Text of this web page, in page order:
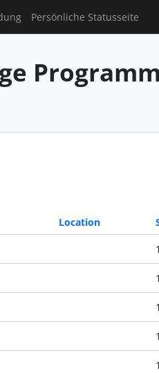
Persönliche Statusseite
Location